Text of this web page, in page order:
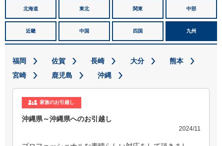
北海道 東北 関東 中部
近畿 中国 四国 九州
福岡 佐賀 長崎 大分
熊本
宮崎
鹿児島 沖縄
家族のお引越し
沖縄県～沖縄県へのお引越し
2024/11